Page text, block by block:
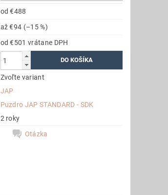
od €488
až€94 (–15 %)
od €501vrátane DPH
Zvoľte variant
JAP
Puzdro JAP STANDARD - SDK
2 roky
Otázka